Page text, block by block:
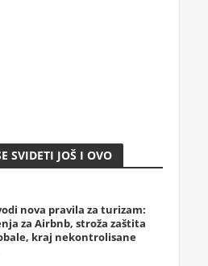
SVIDETI JOŠ I OVO
nova pravila za turizam:
za Airbnb, stroža zaštita
kraj nekontrolisane